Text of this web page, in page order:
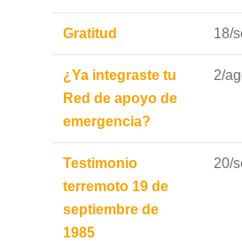
Gratitud 18/
¿Ya integraste tu
Red de apoyo de
emergencia?
2/
Testimonio
terremoto 19 de
septiembre de
1985
20/